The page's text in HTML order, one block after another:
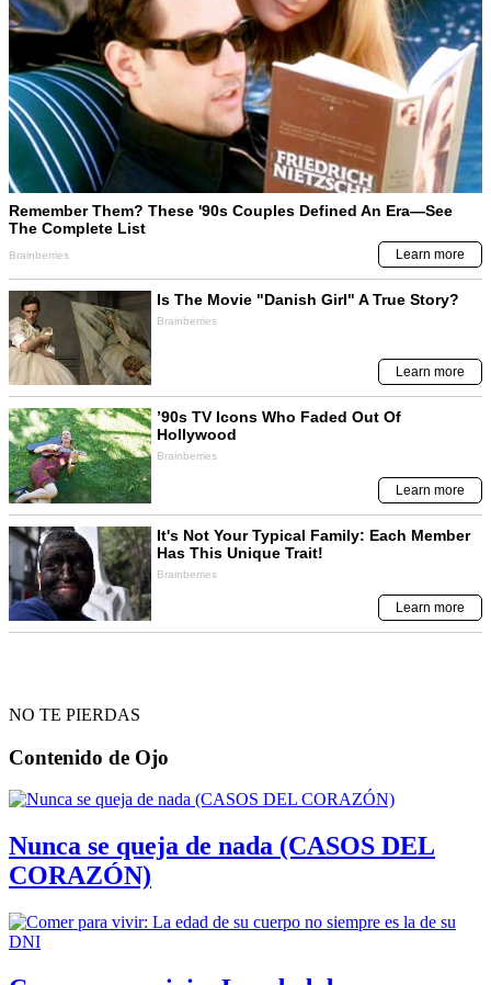
NO TE PIERDAS
Contenido de Ojo
Nunca se queja de nada (CASOS DEL
CORAZÓN)